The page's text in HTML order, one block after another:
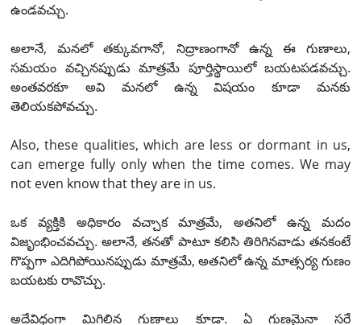
ఉండవచ్చు.
అలానే, మనలో తక్కువగానో, నిద్రాణంగానో ఉన్న ఈ గుణాలు,
సమయం వచ్చినప్పుడు మాత్రమే పూర్తిస్థాయిలో బయటపడవచ్చు.
అంతవరకూ అవి మనలో ఉన్న విషయం కూడా మనకు
తెలియకపోవచ్చు.
Also, these qualities, which are less or dormant in us,
can emerge fully only when the time comes. We may
not even know that they are in us.
ఒక వ్యక్తికి అధికారం వచ్చాక మాత్రమే, అతనిలో ఉన్న మదం
విజృంభించవచ్చు. అలానే, తనతో పాటూ కలిసి తిరిగినవాడు తనకంటే
గొప్పగా ఎదిగిపోయినప్పుడు మాత్రమే, అతనిలో ఉన్న మాత్సర్య గుణం
బయటకు రావొచ్చు.
అదేవిధంగా మిగిలిన గుణాలు కూడా. ఏ గుణమైనా సరే